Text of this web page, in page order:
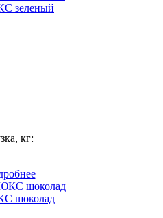
зеленый
кг:
шоколад